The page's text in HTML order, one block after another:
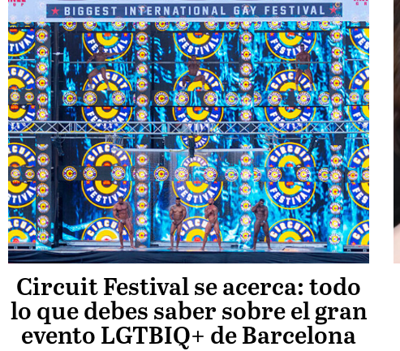
Circuit Festival se acerca: todo
lo que debes saber sobre el gran
evento LGTBIQ+ de Barcelona